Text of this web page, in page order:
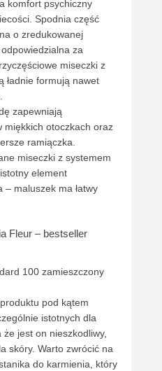
komfort psychiczny
Spodnia część
o zredukowanej
za
miseczki z
ładnie formują nawet
zapewniają
miękkich otoczkach oraz
ramiączka.
miseczki z systemem
element
maluszek ma łatwy
Fleur – bestseller
100 zamieszczony
pod kątem
istotnych dla
jest on nieszkodliwy,
skóry. Warto zwrócić na
do karmienia, który